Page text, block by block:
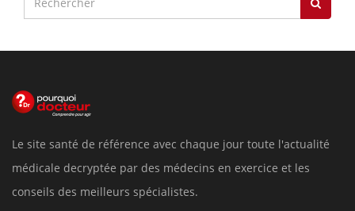
Le site santé de référence avec chaque jour toute l'actualité
médicale decryptée par des médecins en exercice et les
conseils des meilleurs spécialistes.